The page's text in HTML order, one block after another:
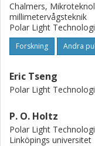
Chalmers,
millimetervågsteknik
Polar Light
Forskning Andra
Eric Tseng
Polar Light
P. O. Holtz
Polar Light
Linköpings universitet